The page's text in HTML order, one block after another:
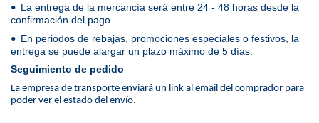
• La entrega de la mercancía será entre 24 - 48 horas desde la
confirmación del pago.
• En periodos de rebajas, promociones especiales o festivos, la
entrega se puede alargar un plazo máximo de 5 días.
Seguimiento de pedido
La empresa de transporte enviará un link al email del comprador para
poder ver el estado del envío.